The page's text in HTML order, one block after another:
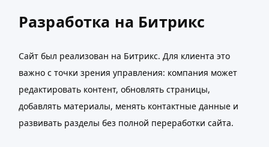
Разработка на Битрикс
Сайт был реализован на Битрикс. Для клиента это
важно с точки зрения управления: компания может
редактировать контент, обновлять страницы,
добавлять материалы, менять контактные данные и
развивать разделы без полной переработки сайта.